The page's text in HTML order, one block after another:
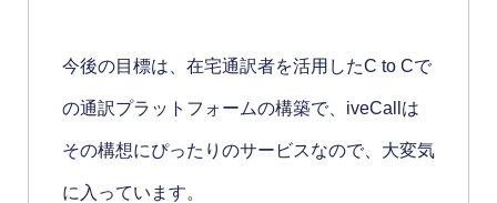
今後の目標は、在宅通訳者を活用したC to Cで
の通訳プラットフォームの構築で、iveCallは
その構想にぴったりのサービスなので、大変気
に入っています。